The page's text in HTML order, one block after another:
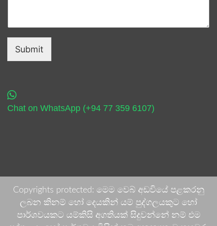
Submit
Chat on WhatsApp (+94 77 359 6107)
Copyrights protected: මෙම වෙබ් අඩවියේ පළකරනු
ලබන කිනම් හෝ දෙයකින් යම් පුද්ගලයකුට හෝ
පාර්ශවයකට යම්කිසි අගතියක් සිදුවන්නේ නම් එම